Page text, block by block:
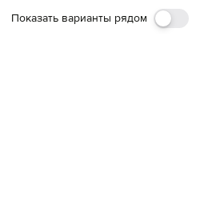
Показать варианты рядом